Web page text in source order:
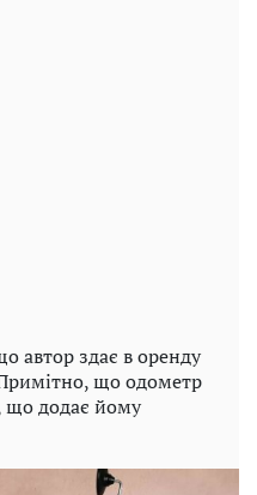
автор здає в оренду
що одометр
що додає йому